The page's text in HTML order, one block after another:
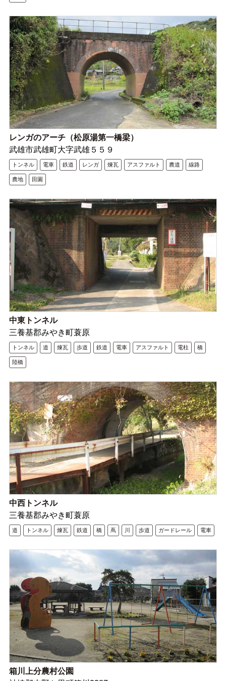
レンガのアーチ（松原湯第一橋梁）
武雄市武雄町大字武雄５５９
トンネル 電車 鉄道 レンガ 煉瓦 アスファルト 農道 線路
農地 田園
中東トンネル
三養基郡みやき町蓑原
トンネル 道 煉瓦 歩道 鉄道 電車 アスファルト 電柱 橋
陸橋
中西トンネル
三養基郡みやき町蓑原
道 トンネル 煉瓦 鉄道 橋 蔦 川 歩道 ガードレール 電車
箱川上分農村公園